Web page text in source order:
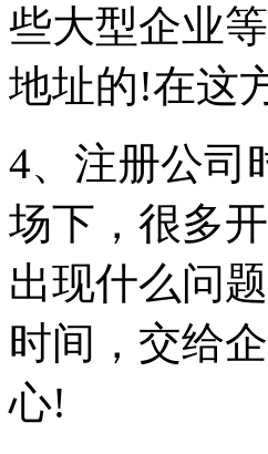
些大型企业
地址的!在这
4、注册公司
场下，很多
出现什么问
时间，交给
心!